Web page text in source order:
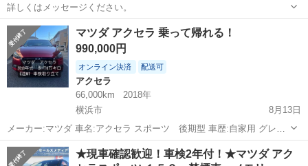
詳しくはメッセージください。
神奈川 厚木市 番田駅 アクセラ マツダアクセラ
マツダ アクセラ 乗って帰れる！
990,000円
オンライン決済 配送可
アクセラ
66,000km
2018年
横浜市
8月13日
メーカー:マツダ 車名:アクセラ スポーツ 後期型 車歴:自家用 グレー
ド:22XD LパッケージAWD (4WD) 排気量:2200cc ディーゼルターボ 年
式:2018 走行:66000km 色:赤 シフト:6MT 燃料...
神奈川 横浜市 アクセラ ディーゼル
★現車確認歓迎！車検2年付！★マツダ アク